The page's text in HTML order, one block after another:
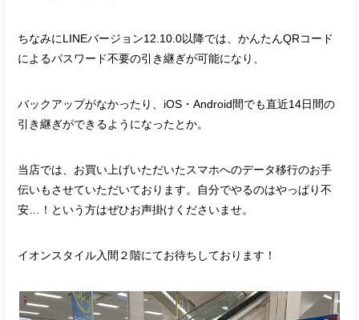
ちなみにLINEバージョン12.10.0以降では、かんたんQRコード
によるパスワード不要の引き継ぎが可能になり、
バックアップがなかったり、iOS・Android間でも直近14日間の
引き継ぎができるようになったとか。
当店では、お買い上げいただいたスマホへのデータ移行のお手
伝いもさせていただいております。自分でやるのはやっぱり不
安…！という方はぜひお声掛けくださいませ。
イオンスタイル入間２階にてお待ちしております！